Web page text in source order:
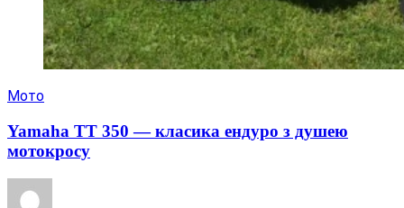
Мото
Yamaha TT 350 — класика ендуро з душею
мотокросу